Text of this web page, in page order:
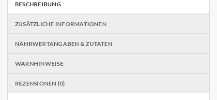
BESCHREIBUNG
ZUSÄTZLICHE INFORMATIONEN
NÄHRWERTANGABEN & ZUTATEN
WARNHINWEISE
REZENSIONEN (0)